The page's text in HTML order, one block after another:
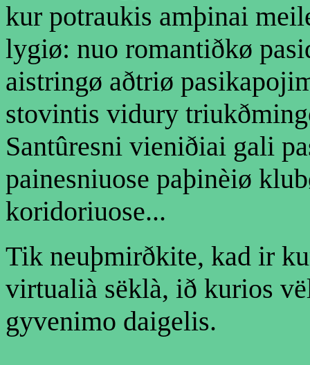
kur potraukis amþinai
lygiø: nuo romantiðkø
aistringø aðtriø
stovintis vidury
Santûresni vieniðiai gali
painesniuose paþinèiø
koridoriuose...
Tik neuþmirðkite, kad ir
virtualià sëklà, ið kurios
gyvenimo daigelis.